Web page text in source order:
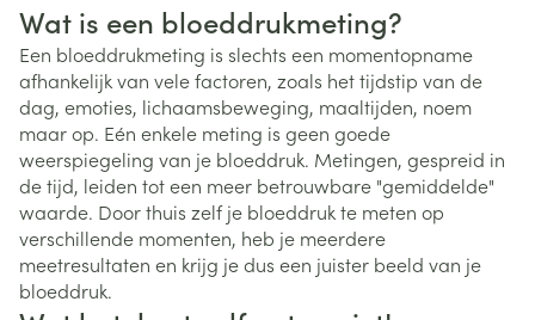
Wat is een bloeddrukmeting?
Een bloeddrukmeting is slechts een momentopname
afhankelijk van vele factoren, zoals het tijdstip van de
dag, emoties, lichaamsbeweging, maaltijden, noem
maar op. Eén enkele meting is geen goede
weerspiegeling van je bloeddruk. Metingen, gespreid in
de tijd, leiden tot een meer betrouwbare "gemiddelde"
waarde. Door thuis zelf je bloeddruk te meten op
verschillende momenten, heb je meerdere
meetresultaten en krijg je dus een juister beeld van je
bloeddruk.